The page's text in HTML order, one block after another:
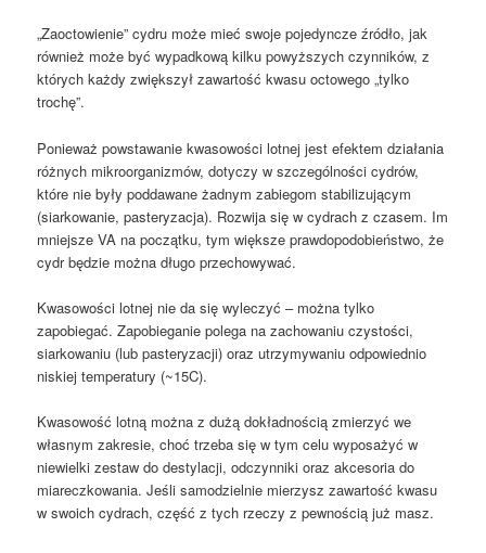
„Zaoctowienie” cydru może mieć swoje pojedyncze źródło, jak
również może być wypadkową kilku powyższych czynników, z
których każdy zwiększył zawartość kwasu octowego „tylko
trochę”.
Ponieważ powstawanie kwasowości lotnej jest efektem działania
różnych mikroorganizmów, dotyczy w szczególności cydrów,
które nie były poddawane żadnym zabiegom stabilizującym
(siarkowanie, pasteryzacja). Rozwija się w cydrach z czasem. Im
mniejsze VA na początku, tym większe prawdopodobieństwo, że
cydr będzie można długo przechowywać.
Kwasowości lotnej nie da się wyleczyć – można tylko
zapobiegać. Zapobieganie polega na zachowaniu czystości,
siarkowaniu (lub pasteryzacji) oraz utrzymywaniu odpowiednio
niskiej temperatury (~15C).
Kwasowość lotną można z dużą dokładnością zmierzyć we
własnym zakresie, choć trzeba się w tym celu wyposażyć w
niewielki zestaw do destylacji, odczynniki oraz akcesoria do
miareczkowania. Jeśli samodzielnie mierzysz zawartość kwasu
w swoich cydrach, część z tych rzeczy z pewnością już masz.